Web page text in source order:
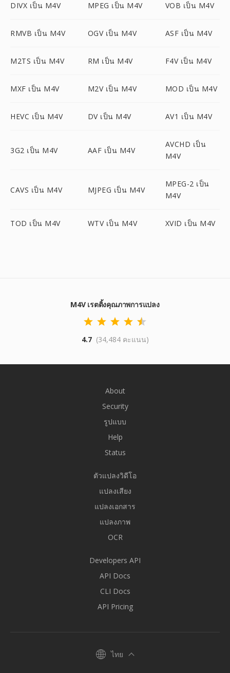
DIVX เป็น M4V MPEG เป็น M4V VOB เป็น M4V
RMVB เป็น M4V OGV เป็น M4V ASF เป็น M4V
M2TS เป็น M4V RM เป็น M4V F4V เป็น M4V
MXF เป็น M4V M2V เป็น M4V MOD เป็น M4V
HEVC เป็น M4V DV เป็น M4V AV1 เป็น M4V
3G2 เป็น M4V AAF เป็น M4V
AVCHD เป็น
M4V
CAVS เป็น M4V MJPEG เป็น M4V
MPEG-2 เป็น
M4V
TOD เป็น M4V WTV เป็น M4V XVID เป็น M4V
M4V เรตติ้งคุณภาพการแปลง
4.7 (34,484 คะแนน)
About
Security
รูปแบบ
Help
Status
ตัวแปลงวิดีโอ
แปลงเสียง
แปลงเอกสาร
แปลงภาพ
OCR
Developers API
API Docs
CLI Docs
API Pricing
ไทย